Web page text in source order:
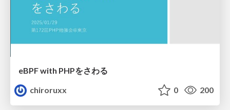
eBPF with PHPをさわる
chiroruxx
0 200